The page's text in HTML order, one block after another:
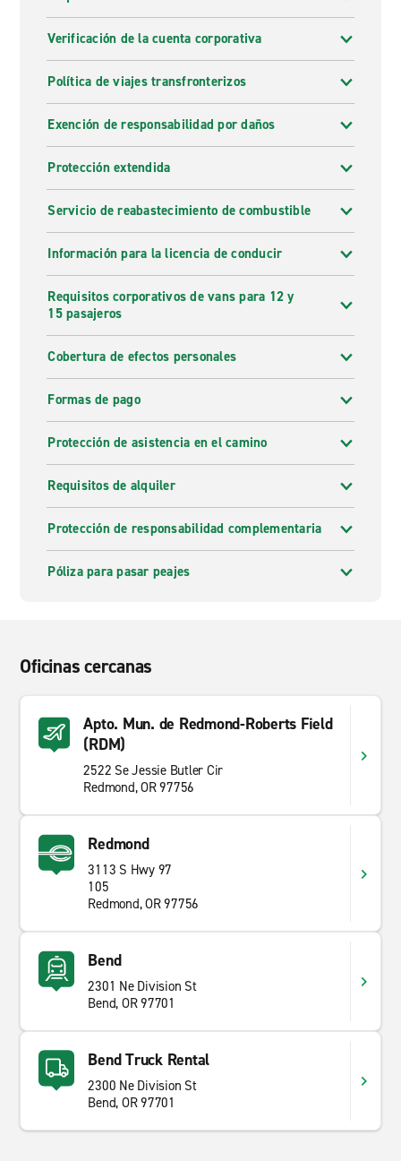
Verificación de la cuenta corporativa
Política de viajes transfronterizos
Exención de responsabilidad por daños
Protección extendida
Servicio de reabastecimiento de combustible
Información para la licencia de conducir
Requisitos corporativos de vans para 12 y
15 pasajeros
Cobertura de efectos personales
Formas de pago
Protección de asistencia en el camino
Requisitos de alquiler
Protección de responsabilidad complementaria
Póliza para pasar peajes
Oficinas cercanas
Apto. Mun. de Redmond-Roberts Field
(RDM)
2522 Se Jessie Butler Cir
Redmond, OR 97756
Redmond
3113 S Hwy 97
105
Redmond, OR 97756
Bend
2301 Ne Division St
Bend, OR 97701
Bend Truck Rental
2300 Ne Division St
Bend, OR 97701